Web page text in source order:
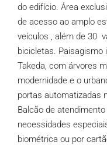
do edifício. Área
de acesso ao amplo
veículos , além de 30
bicicletas. Paisagismo
Takeda, com árvores
modernidade e o
portas automatizadas
Balcão de
necessidades
biométrica ou por